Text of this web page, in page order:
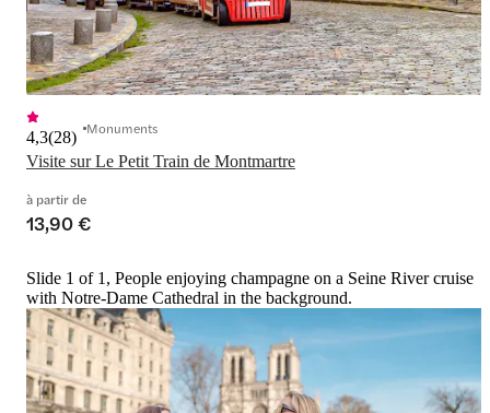
Visite sur Le Petit Train de Montmartre
4,3(28) Monuments
à partir de
13,90 €
Slide 1 of 1, People enjoying champagne on a Seine River cruise
with Notre-Dame Cathedral in the background.